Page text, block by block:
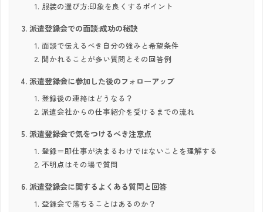
服装の選び方:印象を良くするポイント
派遣登録会での面談:成功の秘訣
面談で伝えるべき自分の強みと希望条件
聞かれることが多い質問とその回答例
派遣登録会に参加した後のフォローアップ
登録後の連絡はどうなる？
派遣会社からの仕事紹介を受けるまでの流れ
派遣登録会で気をつけるべき注意点
登録＝即仕事が決まるわけではないことを理解する
不明点はその場で質問
派遣登録会に関するよくある質問と回答
登録会で落ちることはあるのか？